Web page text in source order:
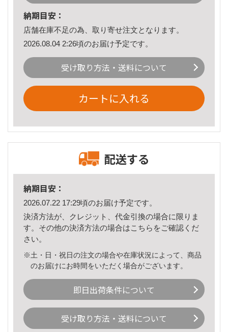
納期目安：
店舗在庫不足の為、取り寄せ注文となります。
2026.08.04 2:26頃のお届け予定です。
受け取り方法・送料について
カートに入れる
配送する
納期目安：
2026.07.22 17:29頃のお届け予定です。
決済方法が、クレジット、代金引換の場合に限りま
す。その他の決済方法の場合はこちら をご確認くだ
さい。
※土・日・祝日の注文の場合や在庫状況によって、商品
のお届けにお時間をいただく場合がございます。
即日出荷条件について
受け取り方法・送料について